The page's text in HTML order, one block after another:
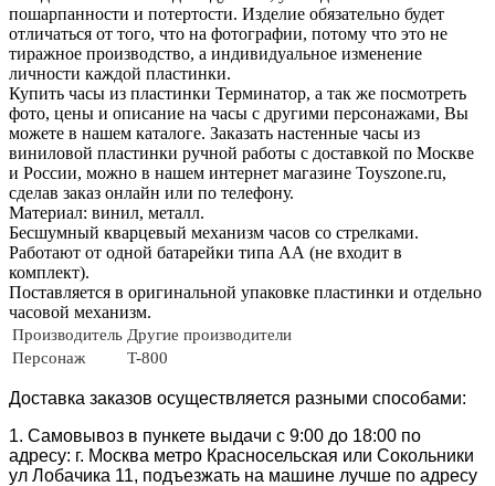
пошарпанности и потертости. Изделие обязательно будет
отличаться от того, что на фотографии, потому что это не
тиражное производство, а индивидуальное изменение
личности каждой пластинки.
Купить часы из пластинки Терминатор, а так же посмотреть
фото, цены и описание на часы с другими персонажами, Вы
можете в нашем каталоге. Заказать настенные часы из
виниловой пластинки ручной работы с доставкой по Москве
и России, можно в нашем интернет магазине Toyszone.ru,
сделав заказ онлайн или по телефону.
Материал: винил, металл.
Бесшумный кварцевый механизм часов со стрелками.
Работают от одной батарейки типа АА (не входит в
комплект).
Поставляется в оригинальной упаковке пластинки и отдельно
часовой механизм.
Производитель Другие производители
Персонаж
T-800
Доставка заказов осуществляется разными способами:
1. Самовывоз в пункете выдачи с 9:00 до 18:00 по
адресу: г. Москва метро Красносельская или Сокольники
ул Лобачика 11, подъезжать на машине лучше по адресу